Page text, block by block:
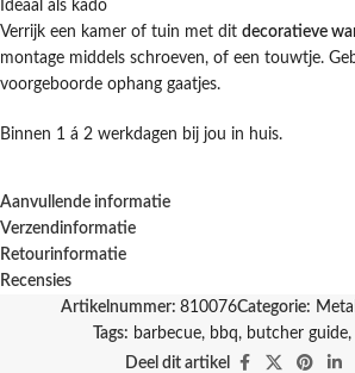
Ideaal als kado
Verrijk een kamer of tuin met dit decoratieve
montage middels schroeven, of een touwtje.
voorgeboorde ophang gaatjes.
Binnen 1 á 2 werkdagen bij jou in huis.
Aanvullende informatie
Verzendinformatie
Retourinformatie
Recensies
Artikelnummer: 810076Categorie:
Tags: barbecue, bbq, butcher guide,
Deel dit artikel